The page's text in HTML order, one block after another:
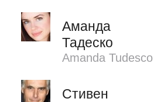
Аманда
Тадеско
Amanda Tudesco
Стивен